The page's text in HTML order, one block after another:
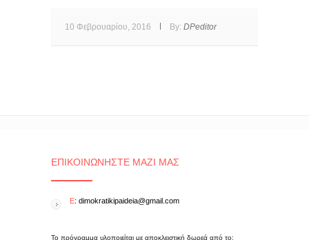
10 Φεβρουαρίου, 2016 By: DPeditor
ΕΠΙΚΟΙΝΩΝΉΣΤΕ ΜΑΖΊ ΜΑΣ
E: dimokratikipaideia@gmail.com
Το πρόγραμμα υλοποιείται με αποκλειστική δωρεά από το: